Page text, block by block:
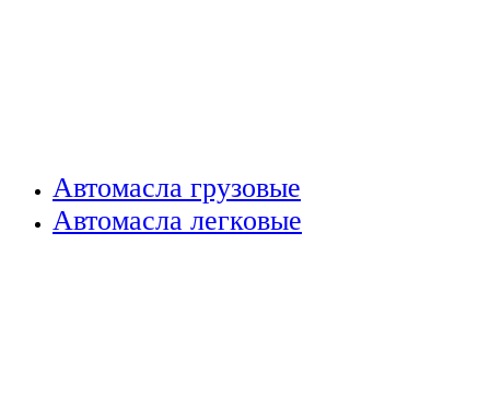
Автомасла грузовые
Автомасла легковые